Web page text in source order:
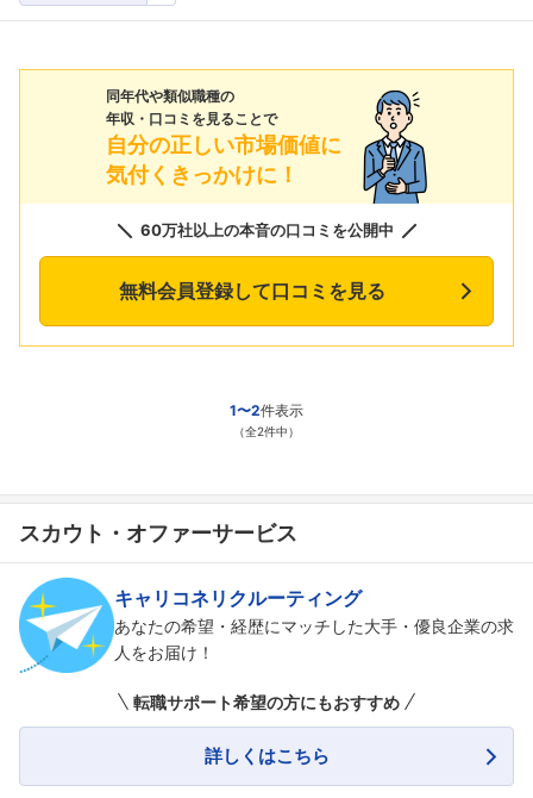
同年代や類似職種の
年収・口コミを見ることで
自分の正しい市場価値に
気付くきっかけに！
60万社以上の本音の口コミを公開中
無料会員登録して口コミを見る
1〜2件表示
（全2件中）
スカウト・オファーサービス
キャリコネリクルーティング
あなたの希望・経歴にマッチした大手・優良企業の求
人をお届け！
転職サポート希望の方にもおすすめ
詳しくはこちら